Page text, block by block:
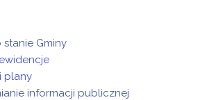
Gminy
plany
informacji publicznej